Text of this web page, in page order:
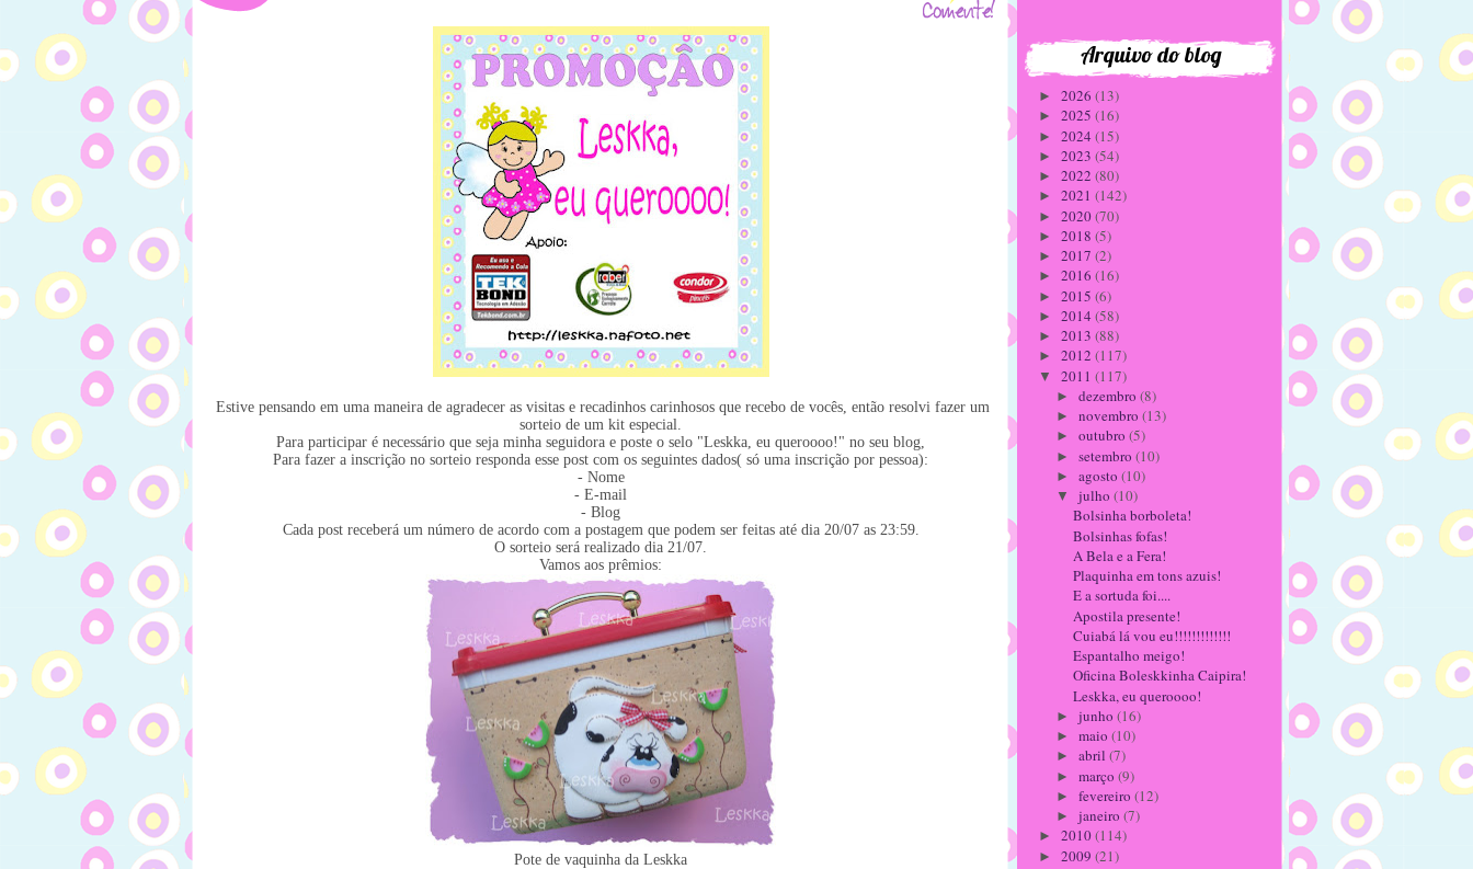
Estive pensando em uma maneira de agradecer as visitas e recadinhos carinhosos que recebo de vocês, então resolvi fazer um
sorteio de um kit especial.
Para participar é necessário que seja minha seguidora e poste o selo "Leskka, eu queroooo!" no seu blog,
Para fazer a inscrição no sorteio responda esse post com os seguintes dados( só uma inscrição por pessoa):
- Nome
- E-mail
- Blog
Cada post receberá um número de acordo com a postagem que podem ser feitas até dia 20/07 as 23:59.
O sorteio será realizado dia 21/07.
Vamos aos prêmios:
Pote de vaquinha da Leskka
Arquivo do blog
► 2026 (13)
► 2025 (16)
► 2024 (15)
► 2023 (54)
► 2022 (80)
► 2021 (142)
► 2020(70)
► 2018 (5)
► 2017 (2)
► 2016 (16)
► 2015 (6)
► 2014 (58)
► 2013 (88)
► 2012 (117)
▼ 2011 (117)
► dezembro (8)
► novembro (13)
► outubro (5)
► setembro (10)
► agosto (10)
▼ julho (10)
Bolsinha borboleta!
Bolsinhas fofas!
A Bela e a Fera!
Plaquinha em tons azuis!
E a sortuda foi....
Apostila presente!
Cuiabá lá vou eu!!!!!!!!!!!!!
Espantalho meigo!
Oficina Boleskkinha Caipira!
Leskka, eu queroooo!
► junho (16)
► maio (10)
► abril (7)
► março (9)
► fevereiro (12)
► janeiro (7)
► 2010(114)
► 2009 (21)